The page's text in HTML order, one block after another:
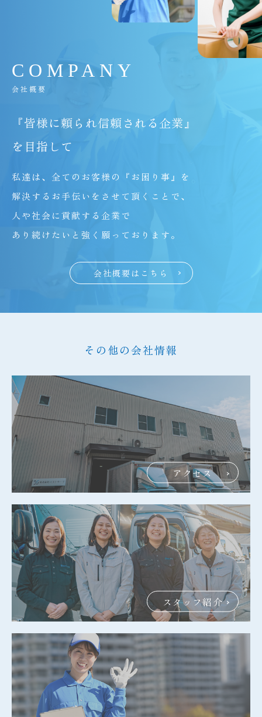
C O M P A N Y
会社概要
『皆様に頼られ信頼される企業』
を目指して
私達は、全てのお客様の『お困り事』を
解決するお手伝いをさせて頂くことで、
人や社会に貢献する企業で
あり続けたいと強く願っております。
会社概要はこちら
その他の会社情報
アクセス
スタッフ紹介